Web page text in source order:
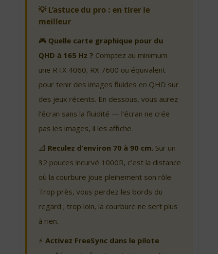
💡 L’astuce du pro : en tirer le
meilleur
🎮 Quelle carte graphique pour du
QHD à 165 Hz ? Comptez au minimum
une RTX 4060, RX 7600 ou équivalent
pour tenir des images fluides en QHD sur
des jeux récents. En dessous, vous aurez
l’écran sans la fluidité — l’écran ne crée
pas les images, il les affiche.
📐 Reculez d’environ 70 à 90 cm. Sur un
32 pouces incurvé 1000R, c’est la distance
où la courbure joue pleinement son rôle.
Trop près, vous perdez les bords du
regard ; trop loin, la courbure ne sert plus
à rien.
⚡ Activez FreeSync dans le pilote